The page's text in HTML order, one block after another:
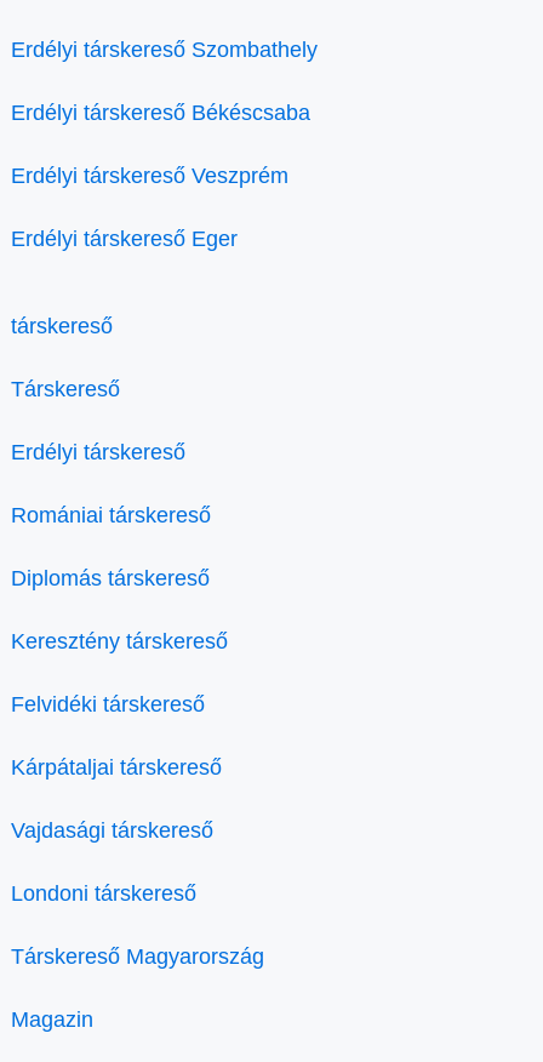
Erdélyi társkereső Szombathely
Erdélyi társkereső Békéscsaba
Erdélyi társkereső Veszprém
Erdélyi társkereső Eger
társkereső
Társkereső
Erdélyi társkereső
Romániai társkereső
Diplomás társkereső
Keresztény társkereső
Felvidéki társkereső
Kárpátaljai társkereső
Vajdasági társkereső
Londoni társkereső
Társkereső Magyarország
Magazin